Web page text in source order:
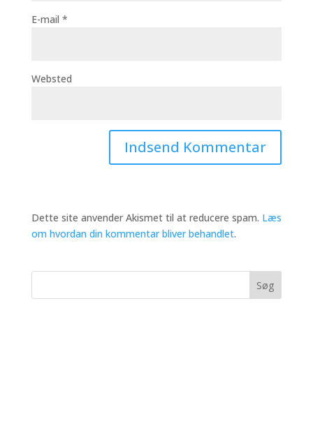
E-mail *
Websted
Dette site anvender Akismet til at reducere spam. Læs
om hvordan din kommentar bliver behandlet.